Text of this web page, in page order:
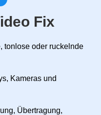
Fix
tonlose oder ruckelnde
Kameras und
Übertragung,